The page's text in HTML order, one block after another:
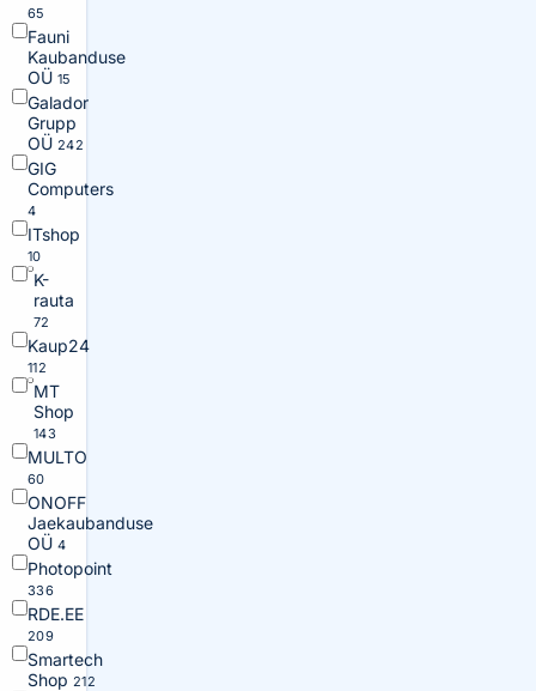
65
Fauni
Kaubanduse
OÜ 15
Galador
Grupp
OÜ 242
GIG
Computers
4
ITshop
10
K-
rauta
72
Kaup24
112
MT
Shop
143
MULTO
60
ONOFF
Jaekaubanduse
OÜ 4
Photopoint
336
RDE.EE
209
Smartech
Shop 212